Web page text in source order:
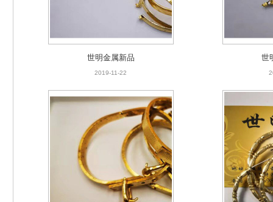
世明金属新品
2019-11-22
世明金属新品
2019-11-22
世